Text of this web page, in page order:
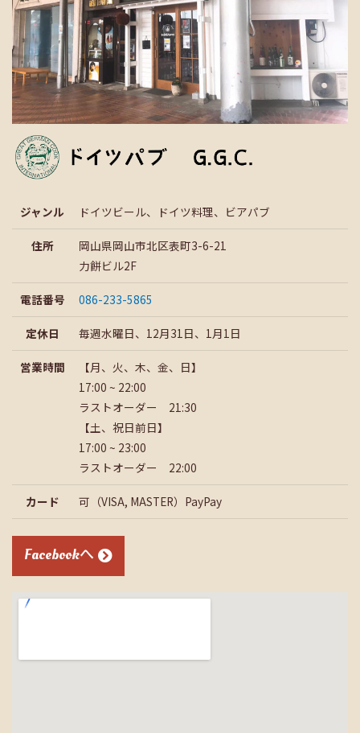
ジャンル ドイツビール、ドイツ料理、ビアパブ
住所
岡山県岡山市北区表町3-6-21
力餅ビル2F
電話番号 086-233-5865
定休日 毎週水曜日、12月31日、1月1日
営業時間
【月、火、木、金、日】
17:00 ~ 22:00
ラストオーダー 21:30
【土、祝日前日】
17:00 ~ 23:00
ラストオーダー 22:00
カード 可（VISA, MASTER）PayPay
Facebookへ